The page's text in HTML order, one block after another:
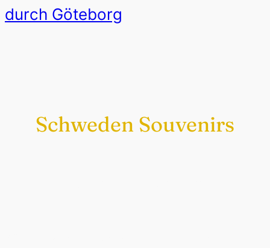
durch Göteborg
Schweden Souvenirs